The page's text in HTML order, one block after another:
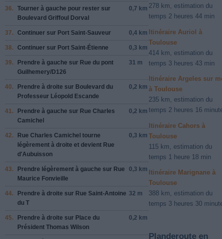
36. Tourner à gauche pour rester sur
Boulevard Griffoul Dorval
0,7 km
37. Continuer sur Port Saint-Sauveur 0,4 km
38. Continuer sur Port Saint-Étienne 0,3 km
39. Prendre à gauche sur Rue du pont
Guilhemery/D126
31 m
40. Prendre à droite sur Boulevard du
Professeur Léopold Escande
0,2 km
41. Prendre à gauche sur Rue Charles
Camichel
0,2 km
42. Rue Charles Camichel tourne
légèrement à droite et devient Rue
d'Aubuisson
0,3 km
43. Prendre légèrement à gauche sur Rue
Maurice Fonvieille
0,3 km
44. Prendre à droite sur Rue Saint-Antoine
du T
32 m
45. Prendre à droite sur Place du
Président Thomas Wilson
0,2 km
278 km, estimation du
temps 2 heures 44 min
Itinéraire Auriol à
Toulouse
414 km, estimation du
temps 3 heures 43 min
Itinéraire Argeles sur
à Toulouse
235 km, estimation du
temps 2 heures 16
Itinéraire Cahors à
Toulouse
115 km, estimation du
temps 1 heure 18 min
Itinéraire Marignane à
Toulouse
388 km, estimation du
temps 3 heures 30
Planderoute en